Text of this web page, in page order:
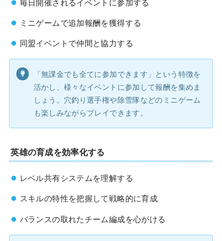
ミニゲームで追加報酬を獲得する
同盟イベントで仲間と協力する
「無課金でも全てに参加できます」という特徴を
活かし、様々なイベントに参加して報酬を集めま
しょう。穴釣り選手権や除雪隊などのミニゲーム
も楽しみながらプレイできます。
英雄の育成を効率化する
レベル共有システムを理解する
スキルの特性を把握して戦略的に育成
バランスの取れたチーム編成を心がける